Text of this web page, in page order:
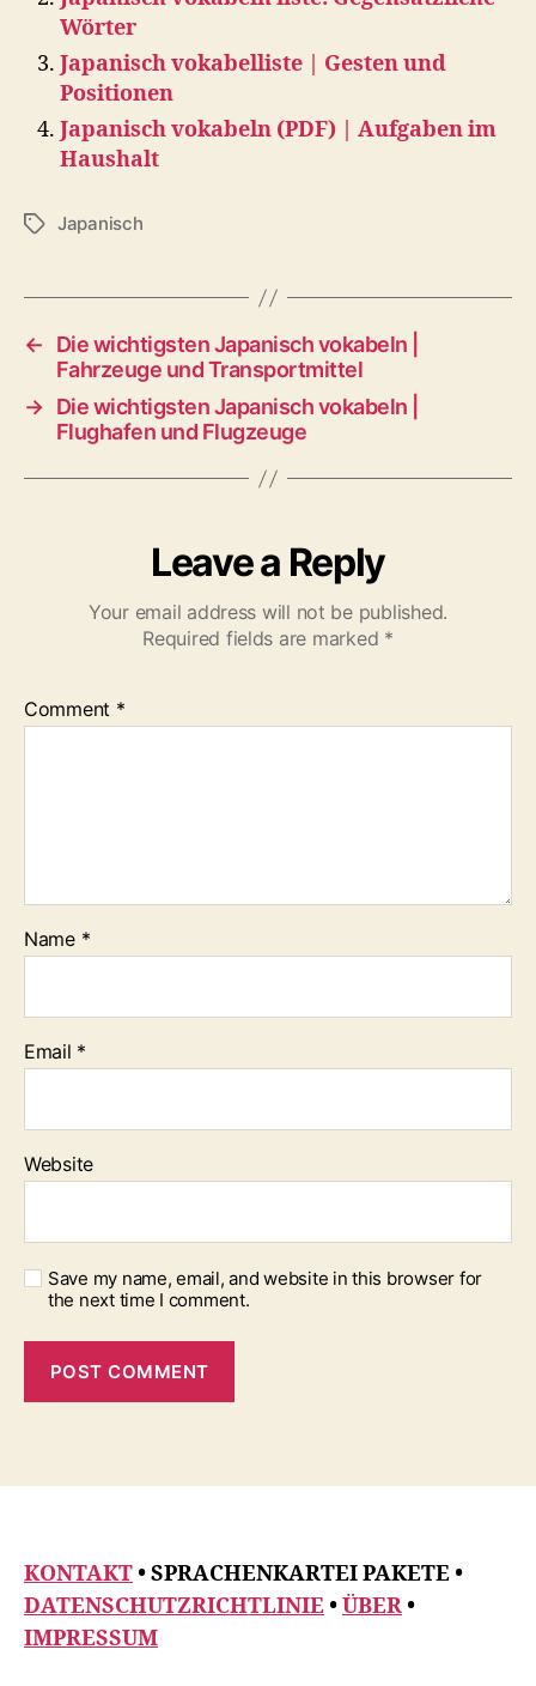
Wörter
Japanisch vokabelliste | Gesten und
Positionen
Japanisch vokabeln (PDF) | Aufgaben im
Haushalt
TagsJapanisch
←
Die wichtigsten Japanisch vokabeln |
Fahrzeuge und Transportmittel
→ Die wichtigsten Japanisch vokabeln |
Flughafen und Flugzeuge
Leave a Reply
Your email address will not be published.
Required fields are marked *
Comment *
Name *
Email *
Website
Save my name, email, and website in this browser for
the next time I comment.
KONTAKT • SPRACHENKARTEI PAKETE •
DATENSCHUTZRICHTLINIE •ÜBER •
IMPRESSUM